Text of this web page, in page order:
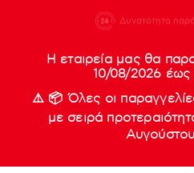
933
Δυνατότητα
Νέες
Η εταιρεία μας θα
10/08/2026 έως
⚠️ 📦 Όλες οι
με σειρά